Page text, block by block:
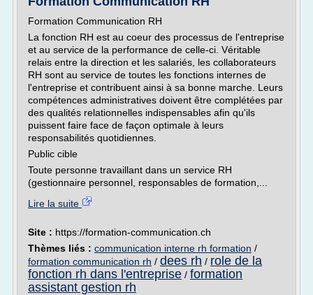
Formation Communication RH
La fonction RH est au coeur des processus de l'entreprise
et au service de la performance de celle-ci. Véritable
relais entre la direction et les salariés, les collaborateurs
RH sont au service de toutes les fonctions internes de
l'entreprise et contribuent ainsi à sa bonne marche. Leurs
compétences administratives doivent être complétées par
des qualités relationnelles indispensables afin qu'ils
puissent faire face de façon optimale à leurs
responsabilités quotidiennes.
Public cible
Toute personne travaillant dans un service RH
(gestionnaire personnel, responsables de formation,...
Lire la suite
Site : https://formation-communication.ch
Thèmes liés : communication interne rh formation /
formation communication rh / dees rh / role de la
fonction rh dans l'entreprise / formation
assistant gestion rh